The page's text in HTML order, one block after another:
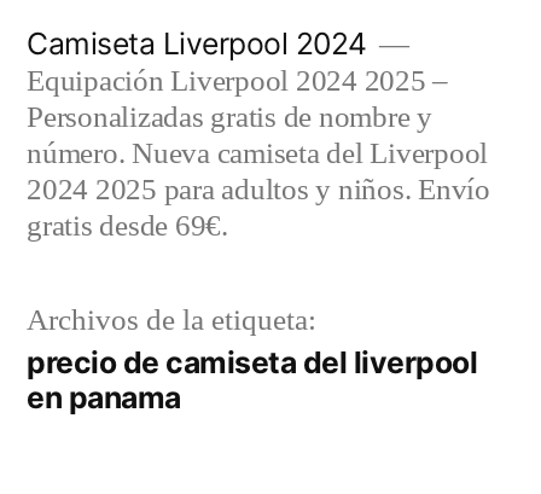
contenido
Camiseta Liverpool 2024
Equipación Liverpool 2024 2025 –
Personalizadas gratis de nombre y
número. Nueva camiseta del Liverpool
2024 2025 para adultos y niños. Envío
gratis desde 69€.
Archivos de la etiqueta:
precio de camiseta del liverpool
en panama